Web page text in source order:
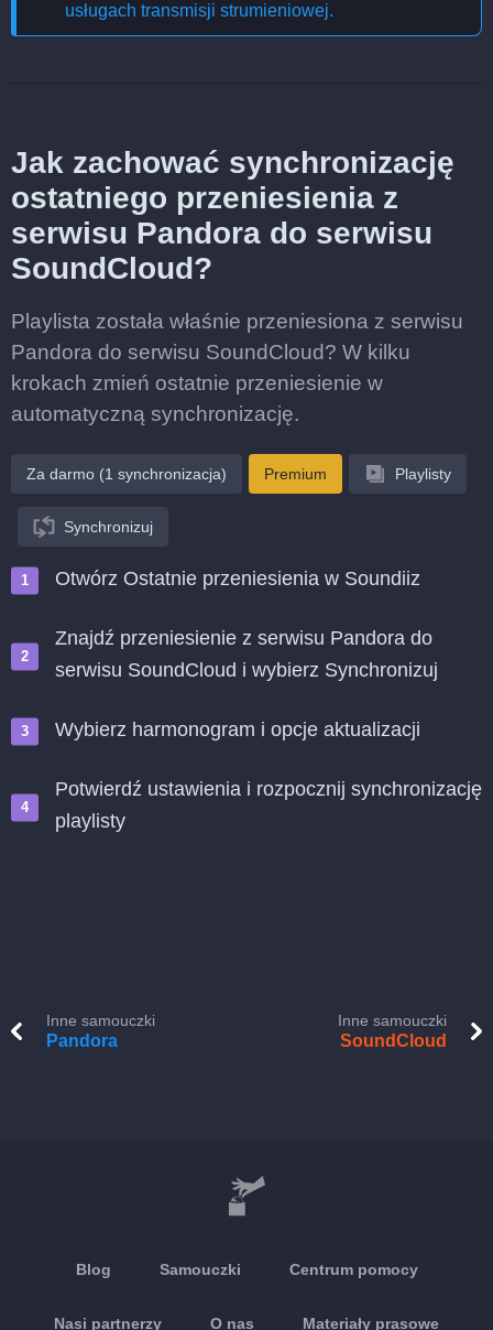
usługach transmisji strumieniowej.
Jak zachować synchronizację
ostatniego przeniesienia z
serwisu Pandora do serwisu
SoundCloud?
Playlista została właśnie przeniesiona z serwisu
Pandora do serwisu SoundCloud? W kilku
krokach zmień ostatnie przeniesienie w
automatyczną synchronizację.
Za darmo (1 synchronizacja) Premium Playlisty
Synchronizuj
Otwórz Ostatnie przeniesienia w Soundiiz
Znajdź przeniesienie z serwisu Pandora do
serwisu SoundCloud i wybierz Synchronizuj
Wybierz harmonogram i opcje aktualizacji
Potwierdź ustawienia i rozpocznij synchronizację
playlisty
Inne samouczki
Pandora
Inne samouczki
SoundCloud
Blog Samouczki Centrum pomocy
Nasi partnerzy O nas Materiały prasowe